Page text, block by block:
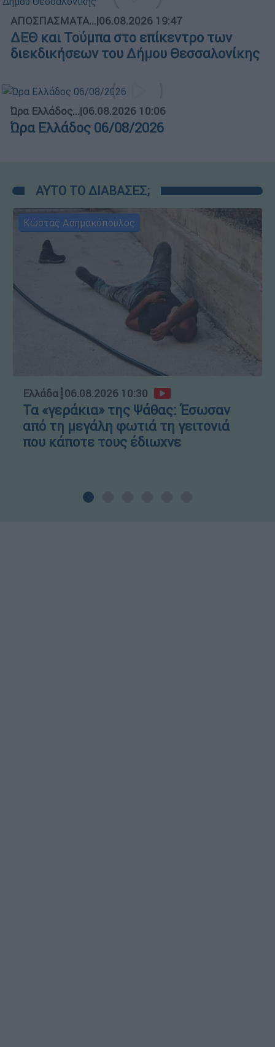
ΑΠΟΣΠΑΣΜΑΤΑ...|06.08.2026 19:47
ΔΕΘ και Τούμπα στο επίκεντρο των
διεκδικήσεων του Δήμου Θεσσαλονίκης
Ώρα Ελλάδος...|06.08.2026 10:06
Ώρα Ελλάδος 06/08/2026
ΑΥΤΟ ΤΟ ΔΙΑΒΑΣΕΣ;
Κώστας Ασημακόπουλος
Ελλάδα┋06.08.2026 10:30
Τα «γεράκια» της Ψάθας: Έσωσαν
από τη μεγάλη φωτιά τη γειτονιά
που κάποτε τους έδιωχνε